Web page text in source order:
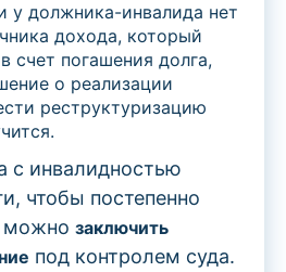
у должника-инвалида нет
дохода, который
счет погашения долга,
о реализации
реструктуризацию
с инвалидностью
чтобы постепенно
можно заключить
под контролем суда.